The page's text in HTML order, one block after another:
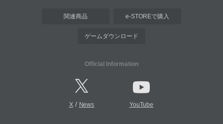
関連商品 e-STOREで購入
ゲームダウンロード
Official Information
X/ News YouTube